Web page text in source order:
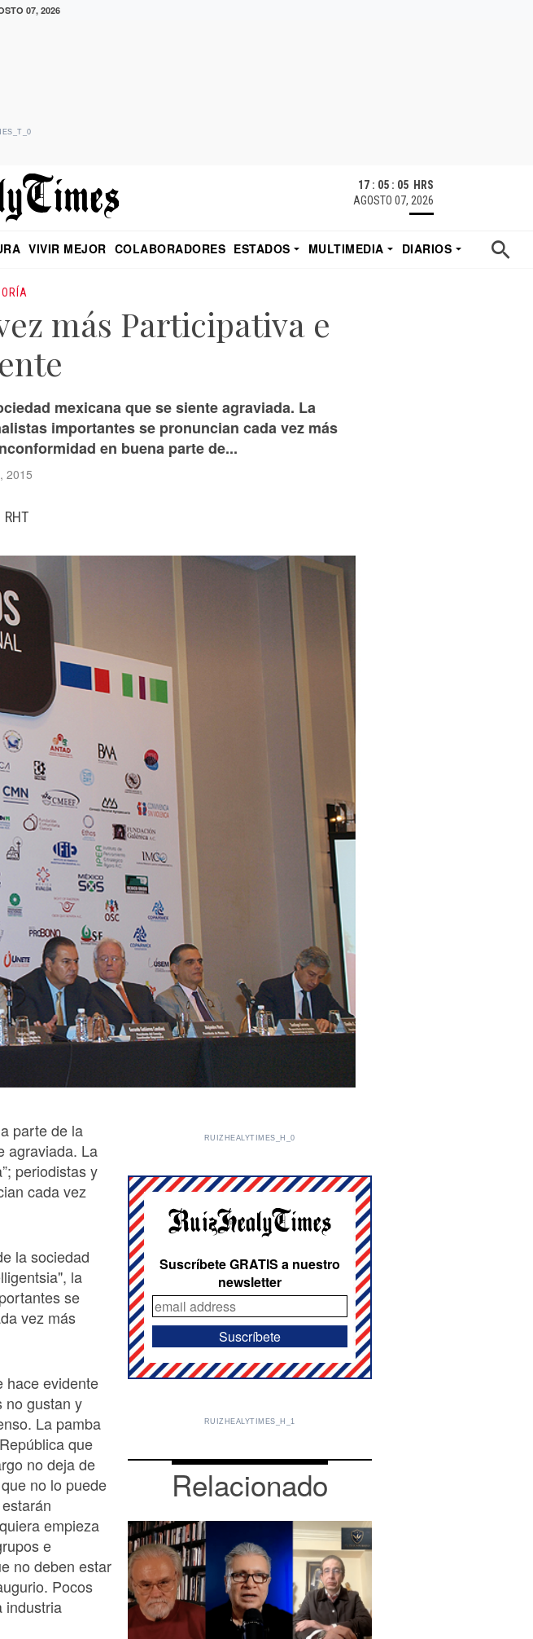
07, 2026
17 : 05 : 07 HRS
AGOSTO 07, 2026
VIVIR MEJOR COLABORADORES ESTADOS MULTIMEDIA
DIARIOS
más Participativa e
mexicana que se siente agraviada. La
importantes se pronuncian cada vez más
en buena parte de...
2015
RHT
parte de la
agraviada. La
periodistas y
cada vez
la sociedad
la
se
vez más
hace evidente
no gustan y
La pamba
que
no deja de
no lo puede
empieza
e
no deben estar
Pocos
industria
RUIZHEALYTIMES_H_0
Suscríbete GRATIS a nuestro
newsletter
RUIZHEALYTIMES_H_1
Relacionado